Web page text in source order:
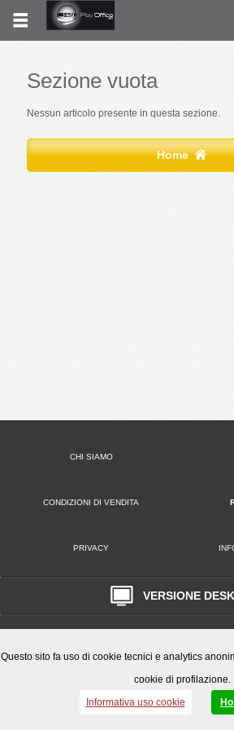
Sezione vuota
Nessun articolo presente in questa sezione.
Home
CHI SIAMO
CONDIZIONI DI VENDITA
PRIVACY
VERSIONE
P.I. / C.F. 08786301005 CCIAA ROMA REA N.
Questo sito fa uso di cookie tecnici e analytics
cookie di profilazione.
Informativa uso cookie